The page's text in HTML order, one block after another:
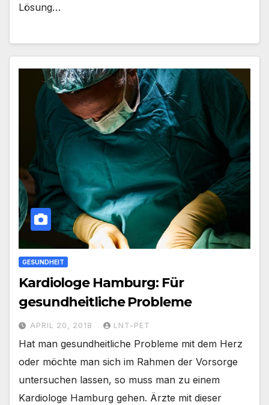
Lösung…
GESUNDHEIT
Kardiologe Hamburg: Für
gesundheitliche Probleme
APRIL 20, 2018 LNT-PET
Hat man gesundheitliche Probleme mit dem Herz
oder möchte man sich im Rahmen der Vorsorge
untersuchen lassen, so muss man zu einem
Kardiologe Hamburg gehen. Ärzte mit dieser